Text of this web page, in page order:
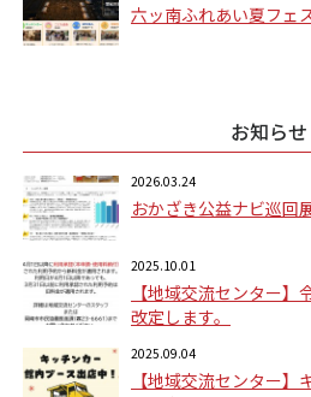
六ッ南ふれあい夏フェ
お知らせ
2026.03.24
おかざき公益ナビ巡回
2025.10.01
【地域交流センター
改定します。
2025.09.04
【地域交流センター